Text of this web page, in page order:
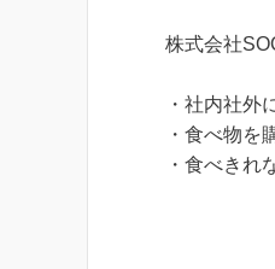
株式会社
・社内社外
・食べ物を
・食べきれ